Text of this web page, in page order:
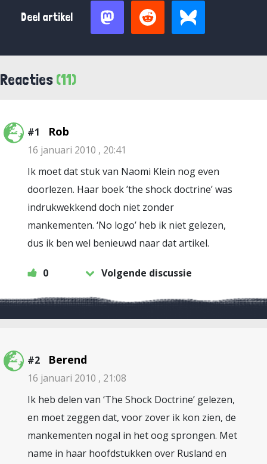
Deel artikel
Reacties (11)
#1 Rob
16 januari 2010 , 20:41
Ik moet dat stuk van Naomi Klein nog even
doorlezen. Haar boek ’the shock doctrine’ was
indrukwekkend doch niet zonder
mankementen. ‘No logo’ heb ik niet gelezen,
dus ik ben wel benieuwd naar dat artikel.
0 Volgende discussie
#2 Berend
16 januari 2010 , 21:08
Ik heb delen van ‘The Shock Doctrine’ gelezen,
en moet zeggen dat, voor zover ik kon zien, de
mankementen nogal in het oog sprongen. Met
name in haar hoofdstukken over Rusland en